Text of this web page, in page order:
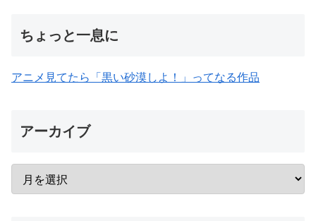
ちょっと一息に
アニメ見てたら「黒い砂漠しよ！」ってなる作品
アーカイブ